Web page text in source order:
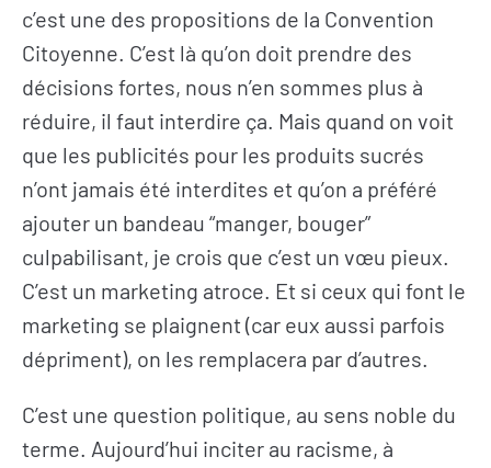
c’est une des propositions de la Convention
Citoyenne. C’est là qu’on doit prendre des
décisions fortes, nous n’en sommes plus à
réduire, il faut interdire ça. Mais quand on voit
que les publicités pour les produits sucrés
n’ont jamais été interdites et qu’on a préféré
ajouter un bandeau “manger, bouger”
culpabilisant, je crois que c’est un vœu pieux.
C’est un marketing atroce. Et si ceux qui font le
marketing se plaignent (car eux aussi parfois
dépriment), on les remplacera par d’autres.
C’est une question politique, au sens noble du
terme. Aujourd’hui inciter au racisme, à